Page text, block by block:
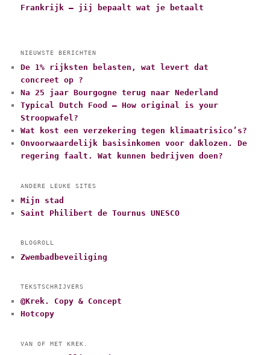
Frankrijk – jij bepaalt wat je betaalt
NIEUWSTE BERICHTEN
De 1% rijksten belasten, wat levert dat
concreet op ?
Na 25 jaar Bourgogne terug naar Nederland
Typical Dutch Food – How original is your
Stroopwafel?
Wat kost een verzekering tegen klimaatrisico’s?
Onvoorwaardelijk basisinkomen voor daklozen. De
regering faalt. Wat kunnen bedrijven doen?
ANDERE LEUKE SITES
Mijn stad
Saint Philibert de Tournus UNESCO
BLOGROLL
Zwembadbeveiliging
TEKSTSCHRIJVERS
@Krek. Copy & Concept
Hotcopy
VAN OF MET KREK.